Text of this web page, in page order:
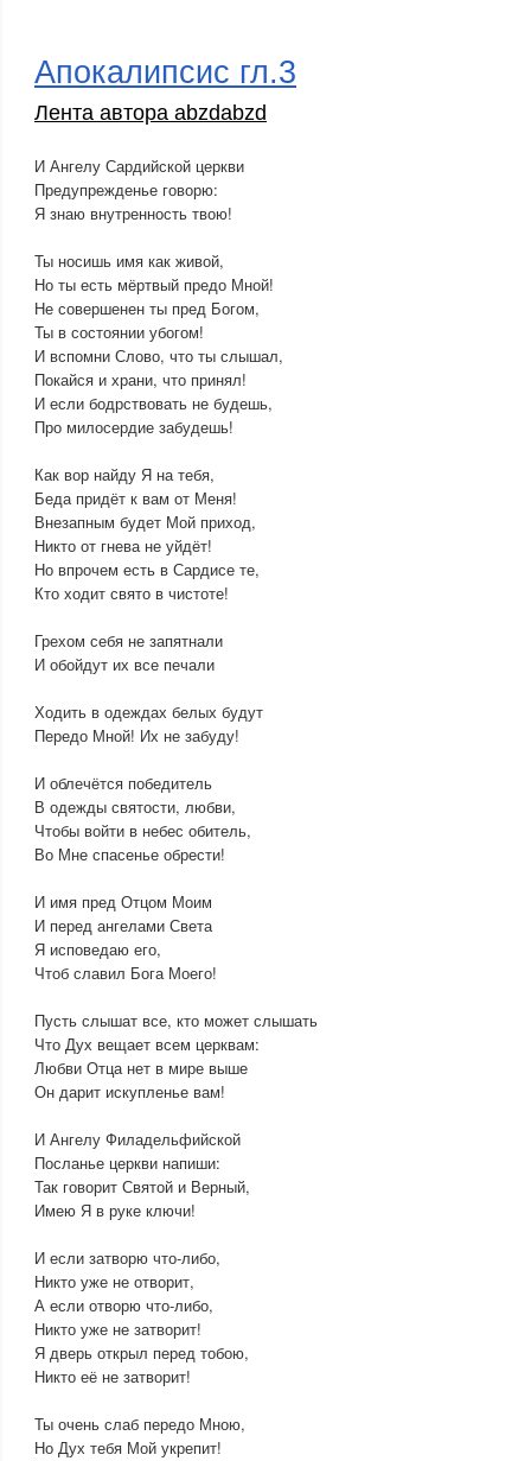
Апокалипсис гл.3
Лента автора abzdabzd
И Ангелу Сардийской церкви
Предупрежденье говорю:
Я знаю внутренность твою!
Ты носишь имя как живой,
Но ты есть мёртвый предо Мной!
Не совершенен ты пред Богом,
Ты в состоянии убогом!
И вспомни Слово, что ты слышал,
Покайся и храни, что принял!
И если бодрствовать не будешь,
Про милосердие забудешь!
Как вор найду Я на тебя,
Беда придёт к вам от Меня!
Внезапным будет Мой приход,
Никто от гнева не уйдёт!
Но впрочем есть в Сардисе те,
Кто ходит свято в чистоте!
Грехом себя не запятнали
И обойдут их все печали
Ходить в одеждах белых будут
Передо Мной! Их не забуду!
И облечётся победитель
В одежды святости, любви,
Чтобы войти в небес обитель,
Во Мне спасенье обрести!
И имя пред Отцом Моим
И перед ангелами Света
Я исповедаю его,
Чтоб славил Бога Моего!
Пусть слышат все, кто может слышать
Что Дух вещает всем церквам:
Любви Отца нет в мире выше
Он дарит искупленье вам!
И Ангелу Филадельфийской
Посланье церкви напиши:
Так говорит Святой и Верный,
Имею Я в руке ключи!
И если затворю что-либо,
Никто уже не отворит,
А если отворю что-либо,
Никто уже не затворит!
Я дверь открыл перед тобою,
Никто её не затворит!
Ты очень слаб передо Мною,
Но Дух тебя Мой укрепит!